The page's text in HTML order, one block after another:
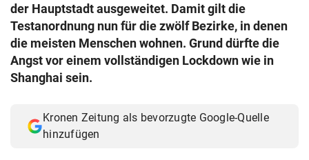
der Hauptstadt ausgeweitet. Damit gilt die
Testanordnung nun für die zwölf Bezirke, in denen
die meisten Menschen wohnen. Grund dürfte die
Angst vor einem vollständigen Lockdown wie in
Shanghai sein.
Kronen Zeitung als bevorzugte Google-Quelle
hinzufügen